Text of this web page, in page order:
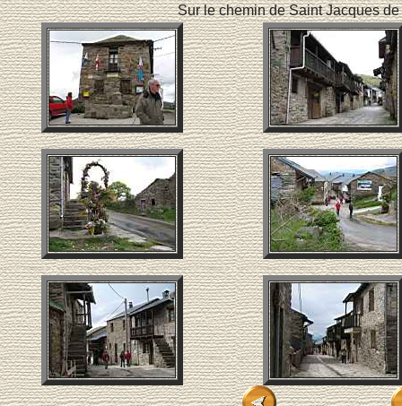
Sur le chemin de Saint Jacques